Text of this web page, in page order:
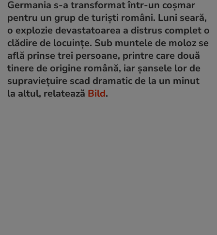
Germania s-a transformat într-un coșmar
pentru un grup de turiști români. Luni seară,
o explozie devastatoarea a distrus complet o
clădire de locuințe. Sub muntele de moloz se
află prinse trei persoane, printre care două
tinere de origine română, iar șansele lor de
supraviețuire scad dramatic de la un minut
la altul, relatează Bild.